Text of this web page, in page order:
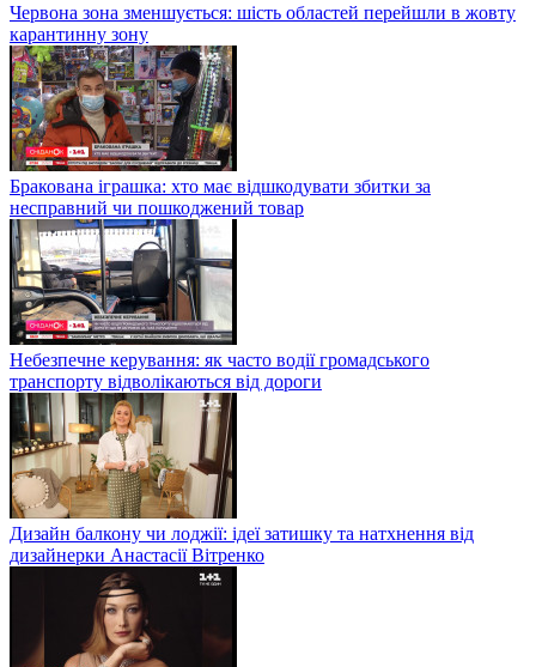
Червона зона зменшується: шість областей перейшли в жовту
карантинну зону
Бракована іграшка: хто має відшкодувати збитки за
несправний чи пошкоджений товар
Небезпечне керування: як часто водії громадського
транспорту відволікаються від дороги
Дизайн балкону чи лоджії: ідеї затишку та натхнення від
дизайнерки Анастасії Вітренко